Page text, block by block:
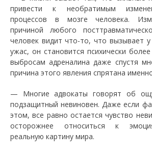
привести к необратимым
процессов в мозге человека.
причиной любого
человек видит что-то, что вызывает
ужас, он становится психически
выбросам адреналина даже спустя
причина этого явления спрятана
— Многие адвокаты говорят об
подзащитный невиновен. Даже если
этом, все равно остается чувство
осторожнее относиться к
реальную картину мира.